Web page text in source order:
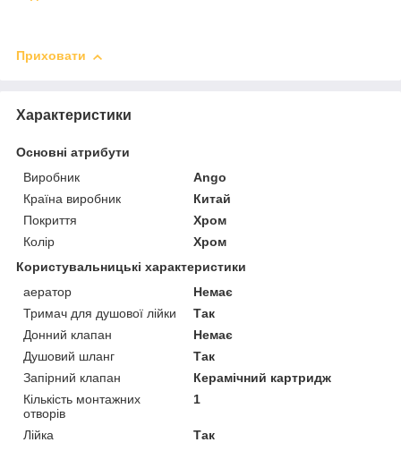
Приховати
Характеристики
Основні атрибути
Виробник
Ango
Країна виробник
Китай
Покриття
Хром
Колір
Хром
Користувальницькі характеристики
аератор
Немає
Тримач для душової лійки
Так
Донний клапан
Немає
Душовий шланг
Так
Запірний клапан
Керамічний картридж
Кількість монтажних
отворів
1
Лійка
Так